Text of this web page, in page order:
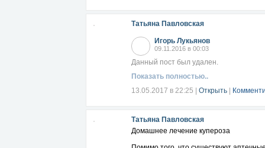
Татьяна Павловская
Игорь Лукьянов
09.11.2016 в 00:03
Данный пост был удален.
Показать полностью..
13.05.2017 в 22:25
Открыть
Татьяна Павловская
Домашнее лечение купероза